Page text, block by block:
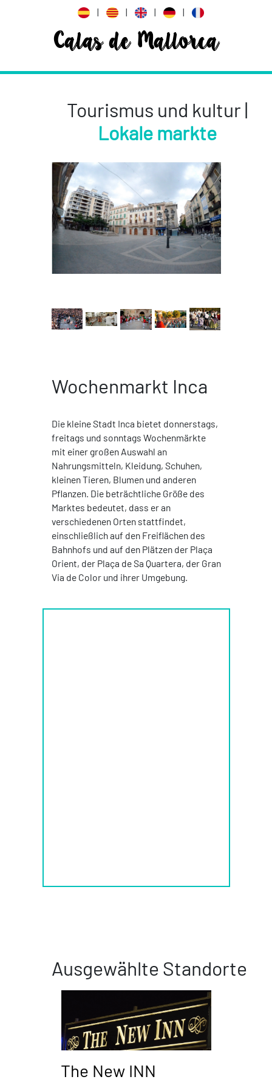
| | | |
Calas de Mallorca
Tourismus und kultur |
Lokale markte
Wochenmarkt Inca
Die kleine Stadt Inca bietet donnerstags,
freitags und sonntags Wochenmärkte
mit einer großen Auswahl an
Nahrungsmitteln, Kleidung, Schuhen,
kleinen Tieren, Blumen und anderen
Pflanzen. Die beträchtliche Größe des
Marktes bedeutet, dass er an
verschiedenen Orten stattfindet,
einschließlich auf den Freiflächen des
Bahnhofs und auf den Plätzen der Plaça
Orient, der Plaça de Sa Quartera, der Gran
Via de Color und ihrer Umgebung.
Ausgewählte Standorte
The New INN